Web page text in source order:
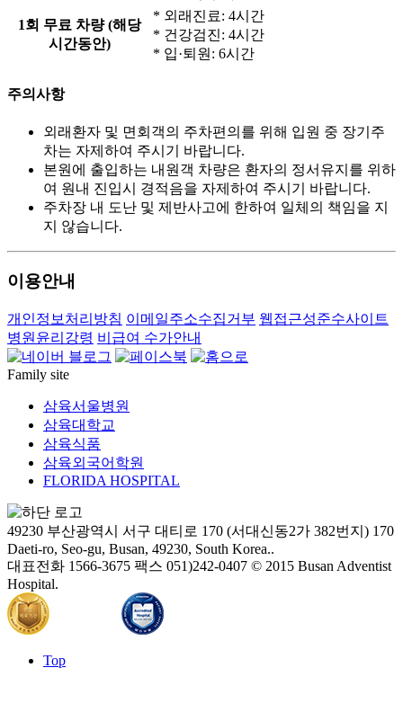
1회 무료 차량 (해당
시간동안)
* 외래진료: 4시간
* 건강검진: 4시간
* 입·퇴원: 6시간
주의사항
외래환자 및 면회객의 주차편의를 위해 입원 중 장기주
차는 자제하여 주시기 바랍니다.
본원에 출입하는 내원객 차량은 환자의 정서유지를 위하
여 원내 진입시 경적음을 자제하여 주시기 바랍니다.
주차장 내 도난 및 제반사고에 한하여 일체의 책임을 지
지 않습니다.
이용안내
개인정보처리방침 이메일주소수집거부 웹접근성준수사이트
병원윤리강령 비급여 수가안내
Family site
삼육서울병원
삼육대학교
삼육식품
삼육외국어학원
FLORIDA HOSPITAL
49230 부산광역시 서구 대티로 170 (서대신동2가 382번지) 170
Daeti-ro, Seo-gu, Busan, 49230, South Korea..
대표전화 1566-3675 팩스 051)242-0407 © 2015 Busan Adventist
Hospital.
Top